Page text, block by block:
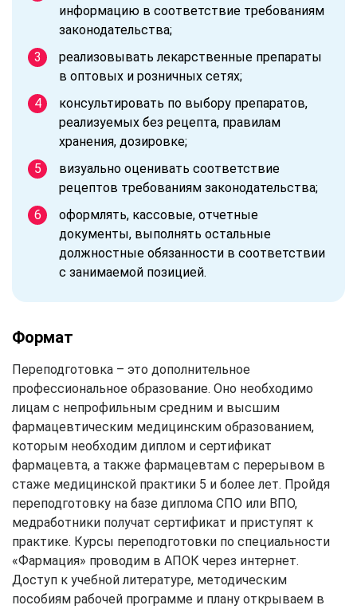
информацию в соответствие требованиям
законодательства;
реализовывать лекарственные препараты
в оптовых и розничных сетях;
консультировать по выбору препаратов,
реализуемых без рецепта, правилам
хранения, дозировке;
визуально оценивать соответствие
рецептов требованиям законодательства;
оформлять, кассовые, отчетные
документы, выполнять остальные
должностные обязанности в соответствии
с занимаемой позицией.
Формат
Переподготовка – это дополнительное
профессиональное образование. Оно необходимо
лицам с непрофильным средним и высшим
фармацевтическим медицинским образованием,
которым необходим диплом и сертификат
фармацевта, а также фармацевтам с перерывом в
стаже медицинской практики 5 и более лет. Пройдя
переподготовку на базе диплома СПО или ВПО,
медработники получат сертификат и приступят к
практике. Курсы переподготовки по специальности
«Фармация» проводим в АПОК через интернет.
Доступ к учебной литературе, методическим
пособиям рабочей программе и плану открываем в